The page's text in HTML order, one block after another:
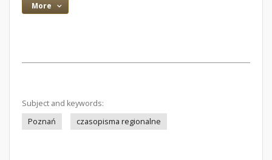
More
Subject and keywords:
Poznań
czasopisma regionalne